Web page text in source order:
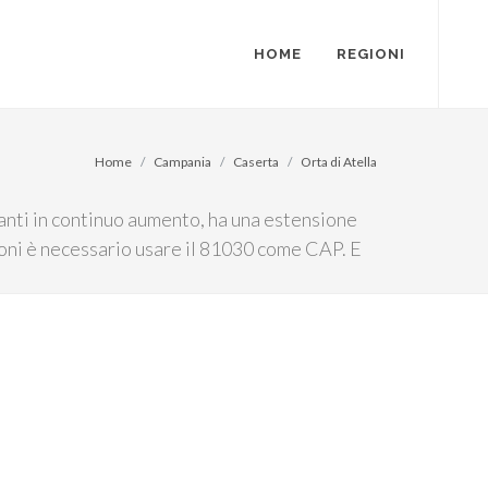
HOME REGIONI
in continuo aumento, ha una estensione
è necessario usare il 81030 come CAP. E
Home Campania Caserta Orta di Atella